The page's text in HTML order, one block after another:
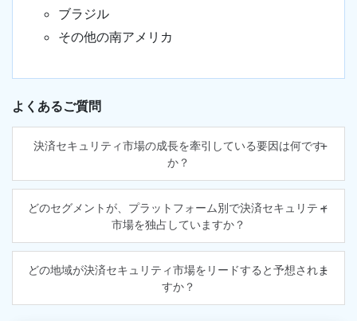
ブラジル
その他の南アメリカ
よくあるご質問
決済セキュリティ市場の成長を牽引している要因は何です
か？
どのセグメントが、プラットフォーム別で決済セキュリティ
市場を独占していますか？
どの地域が決済セキュリティ市場をリードすると予想されま
すか？